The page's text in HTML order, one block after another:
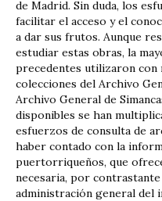
de Madrid. Sin duda, los
facilitar el acceso y el
a dar sus frutos. Aunque
estudiar estas obras, la
precedentes utilizaron con
colecciones del Archivo
Archivo General de
disponibles se han
esfuerzos de consulta de
haber contado con la
puertorriqueños, que
necesaria, por contrastante
administración general del